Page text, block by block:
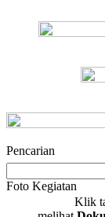
Pencarian
Foto Kegiatan
Klik